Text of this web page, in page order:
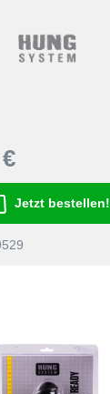
Jetzt bestellen!